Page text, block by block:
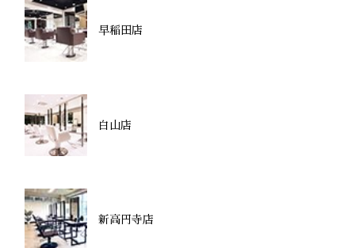
早稲田店
白山店
新高円寺店